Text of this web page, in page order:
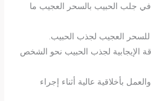
جلب الحبيب بالسحر العجيب ما
للسحر العجيب لجذب الحبيب.
الإيجابية لجذب الحبيب نحو الشخص
بأخلاقية عالية أثناء إجراء